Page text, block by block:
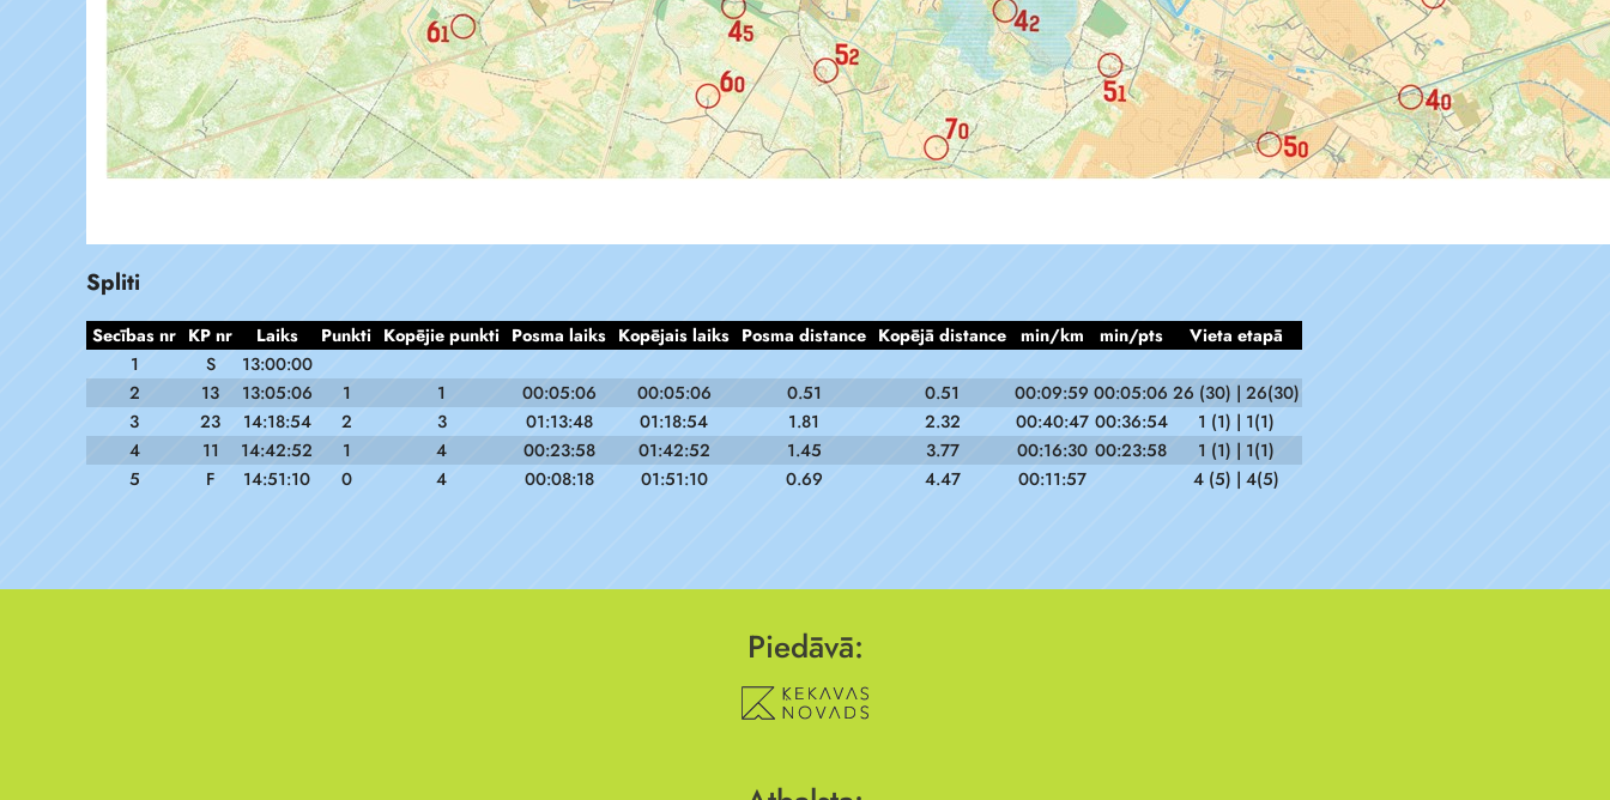
Spliti
Secības nr KP nr Laiks Punkti Kopējie punkti Posma laiks Kopējais laiks Posma distance Kopējā distance min/km min/pts
Vieta etapā
1
S
13:00:00
2
13 13:05:06 1 1 00:05:06 00:05:06 0.51 0.51 00:09:59 00:05:06 26 (30) | 26(30)
3
23 14:18:54 2 3 01:13:48 01:18:54 1.81 2.32 00:40:47 00:36:54
1 (1) | 1(1)
4
11 14:42:52 1 4 00:23:58 01:42:52 1.45 3.77 00:16:30 00:23:58
1 (1) | 1(1)
5
F 14:51:10 0 4 00:08:18 01:51:10 0.69 4.47 00:11:57 4 (5) | 4(5)
Piedāvā: